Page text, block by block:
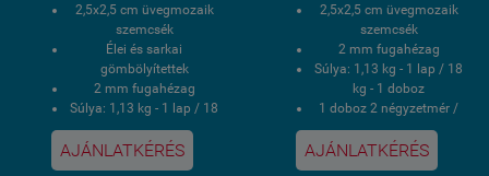
2,5x2,5 cm üvegmozaik
szemcsék
Élei és sarkai
gömbölyítettek
2 mm fugahézag
Súlya: 1,13 kg - 1 lap / 18
kg - 1 doboz
1 doboz 2 négyzetmér /
AJÁNLATKÉRÉS
2,5x2,5 cm üvegmozaik
szemcsék
2 mm fugahézag
Súlya: 1,13 kg - 1 lap / 18
kg - 1 doboz
1 doboz 2 négyzetmér /
16 lap
Hálós kasírozás
UV álló, saválló, lúgálló,
AJÁNLATKÉRÉS